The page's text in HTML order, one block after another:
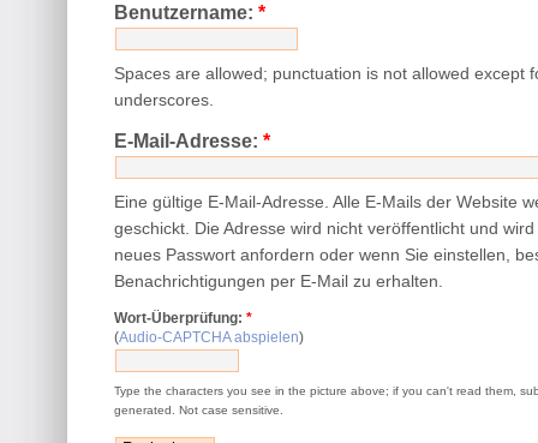
Benutzername:*
Spaces are allowed; punctuation is not allowed except
underscores.
E-Mail-Adresse:*
Eine gültige E-Mail-Adresse. Alle E-Mails der Website
geschickt. Die Adresse wird nicht veröffentlicht und
neues Passwort anfordern oder wenn Sie einstellen,
Benachrichtigungen per E-Mail zu erhalten.
Wort-Überprüfung:*
(Audio-CAPTCHA abspielen)
Type the characters you see in the picture above; if you can't read them,
generated. Not case sensitive.